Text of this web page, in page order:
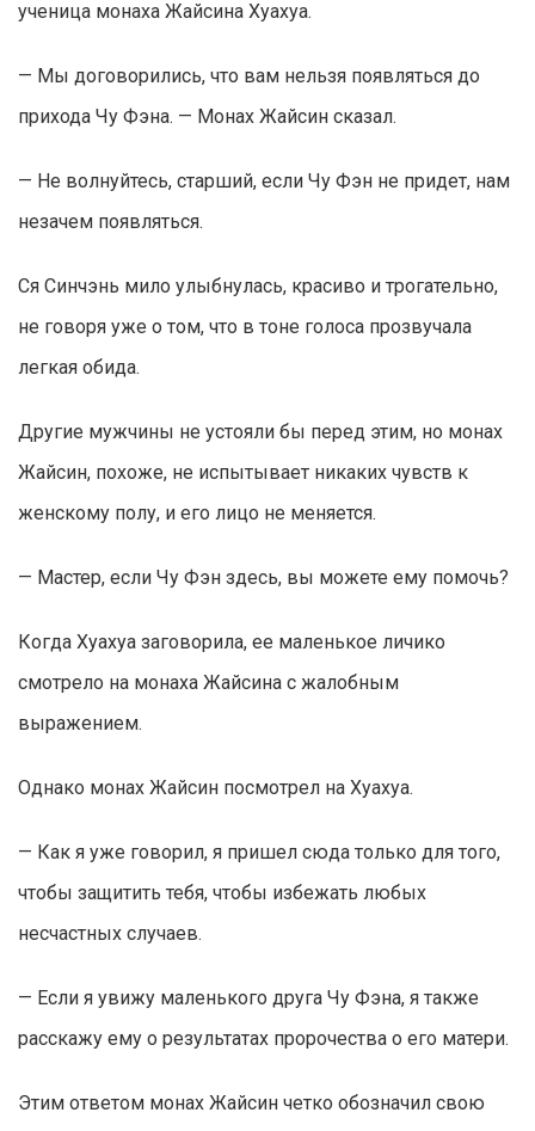
ученица монаха Жайсина Хуахуа.
— Мы договорились, что вам нельзя появляться до
прихода Чу Фэна. — Монах Жайсин сказал.
— Не волнуйтесь, старший, если Чу Фэн не придет, нам
незачем появляться.
Ся Синчэнь мило улыбнулась, красиво и трогательно,
не говоря уже о том, что в тоне голоса прозвучала
легкая обида.
Другие мужчины не устояли бы перед этим, но монах
Жайсин, похоже, не испытывает никаких чувств к
женскому полу, и его лицо не меняется.
— Мастер, если Чу Фэн здесь, вы можете ему помочь?
Когда Хуахуа заговорила, ее маленькое личико
смотрело на монаха Жайсина с жалобным
выражением.
Однако монах Жайсин посмотрел на Хуахуа.
— Как я уже говорил, я пришел сюда только для того,
чтобы защитить тебя, чтобы избежать любых
несчастных случаев.
— Если я увижу маленького друга Чу Фэна, я также
расскажу ему о результатах пророчества о его матери.
Этим ответом монах Жайсин четко обозначил свою